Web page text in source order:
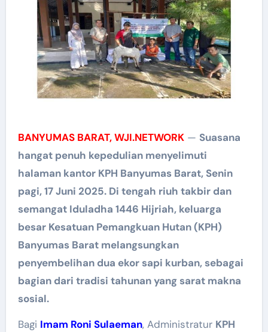
BANYUMAS BARAT, WJI.NETWORK— Suasana
hangat penuh kepedulian menyelimuti
halaman kantor KPH Banyumas Barat, Senin
pagi, 17 Juni 2025. Di tengah riuh takbir dan
semangat Iduladha 1446 Hijriah, keluarga
besar Kesatuan Pemangkuan Hutan (KPH)
Banyumas Barat melangsungkan
penyembelihan dua ekor sapi kurban, sebagai
bagian dari tradisi tahunan yang sarat makna
sosial.
Bagi Imam Roni Sulaeman, Administratur KPH